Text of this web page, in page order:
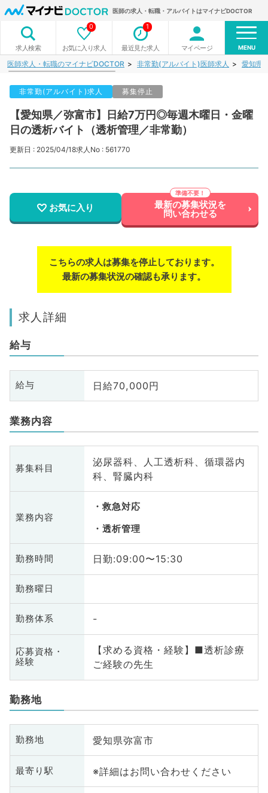
医師の求人・転職・アルバイトはマイナビDOCTOR
求人検索 お気に入り求人
0
最近見た求人
1
マイページ MENU
医師求人・転職のマイナビDOCTOR 非常勤(アルバイト)医師求人 愛知県
非常勤(アルバイト)求人 募集停止
【愛知県／弥富市】日給7万円◎毎週木曜日・金曜
日の透析バイト（透析管理／非常勤）
更新日 : 2025/04/18求人No : 561770
お気に入り 最新の募集状況を
問い合わせる
こちらの求人は募集を停止しております。
最新の募集状況の確認も承ります。
求人詳細
給与
給与 日給70,000円
業務内容
募集科目
泌尿器科、人工透析科、循環器内
科、腎臓内科
業務内容
救急対応
透析管理
勤務時間 日勤:09:00〜15:30
勤務曜日
勤務体系 -
応募資格・
経験
【求める資格・経験】■透析診療
ご経験の先生
勤務地
勤務地 愛知県弥富市
最寄り駅 ※詳細はお問い合わせください